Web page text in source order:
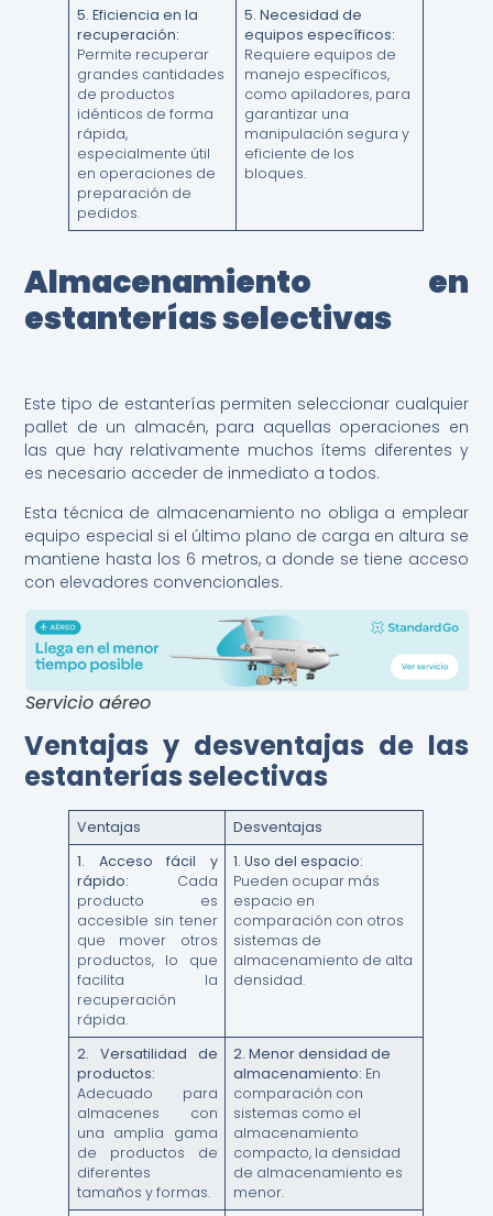
5. Eficiencia en la
recuperación:
Permite recuperar
grandes cantidades
de productos
idénticos de forma
rápida,
especialmente útil
en operaciones de
preparación de
pedidos.
5. Necesidad de
equipos específicos:
Requiere equipos de
manejo específicos,
como apiladores, para
garantizar una
manipulación segura y
eficiente de los
bloques.
Almacenamiento en
estanterías selectivas
Este tipo de estanterías permiten seleccionar cualquier
pallet de un almacén, para aquellas operaciones en
las que hay relativamente muchos ítems diferentes y
es necesario acceder de inmediato a todos.
Esta técnica de almacenamiento no obliga a emplear
equipo especial si el último plano de carga en altura se
mantiene hasta los 6 metros, a donde se tiene acceso
con elevadores convencionales.
Servicio aéreo
Ventajas y desventajas de las
estanterías selectivas
Ventajas
Desventajas
1.
Acceso fácil y
rápido: Cada
producto es
accesible sin tener
que mover otros
productos, lo que
facilita la
recuperación
rápida.
1. Uso del espacio:
Pueden ocupar más
espacio en
comparación con otros
sistemas de
almacenamiento de alta
densidad.
2.
Versatilidad de
productos:
Adecuado para
almacenes con
una amplia gama
de productos de
diferentes
tamaños y formas.
2. Menor densidad de
almacenamiento: En
comparación con
sistemas como el
almacenamiento
compacto, la densidad
de almacenamiento es
menor.